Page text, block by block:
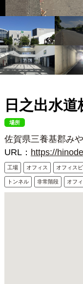
日之出水
場所
佐賀県三養基郡み
URL： https://
工場 オフィス オフィス
トンネル 非常階段 オフ